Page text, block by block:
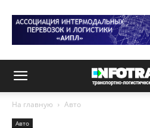
На главную Авто
Авто